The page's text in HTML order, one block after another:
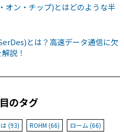
オン・チップ)とはどのような半
とは？高速データ通信に欠
説！
のタグ
(93) ROHM (66)
ローム (66)